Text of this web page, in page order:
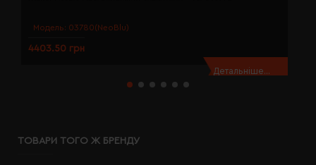
Модель: 03780(NeoBlu)
4403.50 грн
Детальніше...
ТОВАРИ ТОГО Ж БРЕНДУ